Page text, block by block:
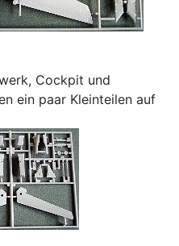
Cockpit und
ein paar Kleinteilen auf